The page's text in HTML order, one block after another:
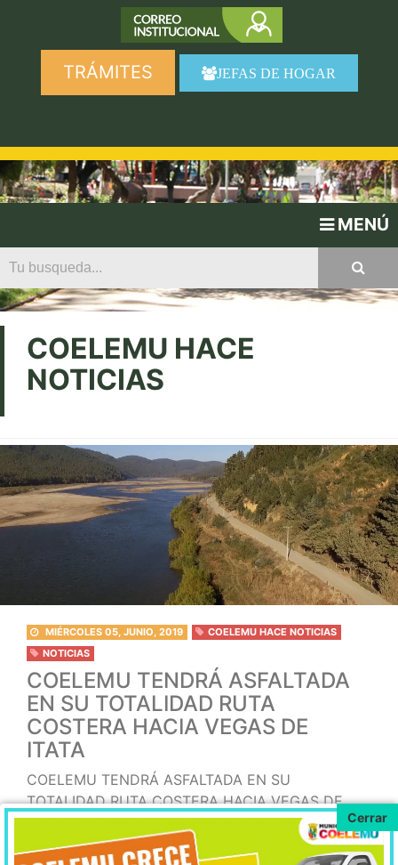
TRÁMITES JEFAS DE HOGAR
MENÚ
COELEMU HACE
NOTICIAS
MIÉRCOLES 05, JUNIO, 2019
COELEMU HACE NOTICIAS
NOTICIAS
COELEMU TENDRÁ ASFALTADA
EN SU TOTALIDAD RUTA
COSTERA HACIA VEGAS DE
ITATA
COELEMU TENDRÁ ASFALTADA EN SU
TOTALIDAD RUTA COSTERA HACIA VEGAS DE
ITATA Durante la tarde de este miércoles 5 de
junio la Gobernadora de Itata dio a conocer la